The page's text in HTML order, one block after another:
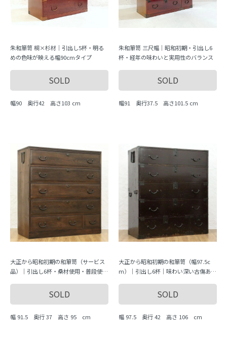
朱和箪笥 桐×杉材｜引出し5杯・明る
めの色味が映える幅90cmタイプ
SOLD
幅90 奥行42 高さ103 cm
朱和箪笥 三尺幅｜昭和初期・引出し6
杯・経年の味わいと実用性のバランス
SOLD
幅91 奥行37.5 高さ101.5 cm
大正から昭和初期の和箪笥（サービス
品）｜引出し6杯・桑材使用・普段使い
SOLD
幅 91.5 奥行 37 高さ 95 cm
大正から昭和初期の和箪笥（幅97.5c
m）｜引出し6杯｜味わい深い古傷あ
SOLD
幅 97.5 奥行 42 高さ 106 cm